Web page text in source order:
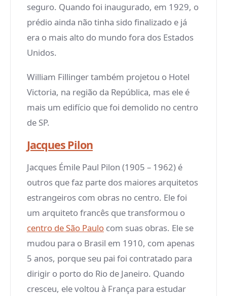
seguro. Quando foi inaugurado, em 1929, o
prédio ainda não tinha sido finalizado e já
era o mais alto do mundo fora dos Estados
Unidos.
William Fillinger também projetou o Hotel
Victoria, na região da República, mas ele é
mais um edifício que foi demolido no centro
de SP.
Jacques Pilon
Jacques Émile Paul Pilon (1905 – 1962) é
outros que faz parte dos maiores arquitetos
estrangeiros com obras no centro. Ele foi
um arquiteto francês que transformou o
centro de São Paulo com suas obras. Ele se
mudou para o Brasil em 1910, com apenas
5 anos, porque seu pai foi contratado para
dirigir o porto do Rio de Janeiro. Quando
cresceu, ele voltou à França para estudar